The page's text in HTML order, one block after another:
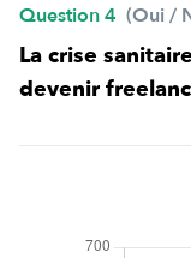
Question 4 (Oui /
La crise
devenir